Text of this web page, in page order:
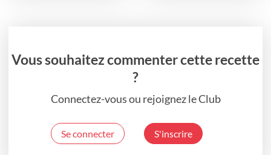
Vous souhaitez commenter cette recette
?
Connectez-vous ou rejoignez le Club
Se connecter S'inscrire